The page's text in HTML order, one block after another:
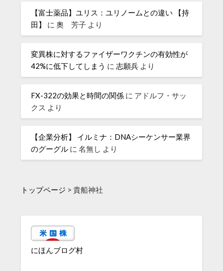
【富士薬品】ユリス：ユリノームとの違い 【持
田】
に奧 芳子 より
変異株に対するファイザーワクチンの有効性が
42%に低下してしまう に志願兵 より
FX-322の効果と時間の関係 に アドルフ・サッ
クス より
【企業分析】 イルミナ：DNAシーケンサー業界
のグーグル に名無し より
トップページ >貴船神社
にほんブログ村